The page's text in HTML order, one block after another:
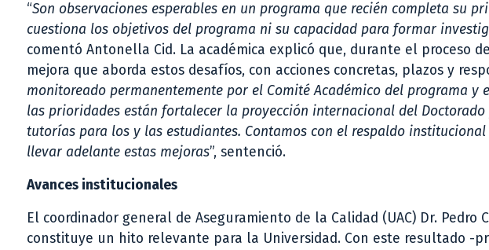
“Son observaciones esperables en un programa que recién completa su
cuestiona los objetivos del programa ni su capacidad para formar
comentó Antonella Cid. La académica explicó que, durante el proceso
mejora que aborda estos desafíos, con acciones concretas, plazos y
monitoreado permanentemente por el Comité Académico del programa
las prioridades están fortalecer la proyección internacional del
tutorías para los y las estudiantes. Contamos con el respaldo
llevar adelante estas mejoras”, sentenció.
Avances institucionales
El coordinador general de Aseguramiento de la Calidad (UAC) Dr. Pedro
constituye un hito relevante para la Universidad. Con este resultado -